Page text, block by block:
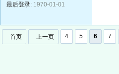
最后登录: 1970-01-01
首页 上一页 4 5 6 7